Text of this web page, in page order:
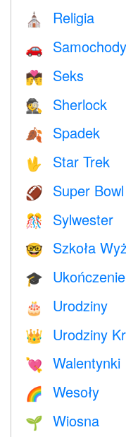
⛪️ Religia
🚗 Samochody
💏 Seks
🕵️ Sherlock
🍂 Spadek
🖖 Star Trek
🏈 Super Bowl
🎊 Sylwester
🤓 Szkoła
🎓
🎂 Urodziny
👑 Urodziny
💘 Walentynki
🌈 Wesoły
🌱 Wiosna